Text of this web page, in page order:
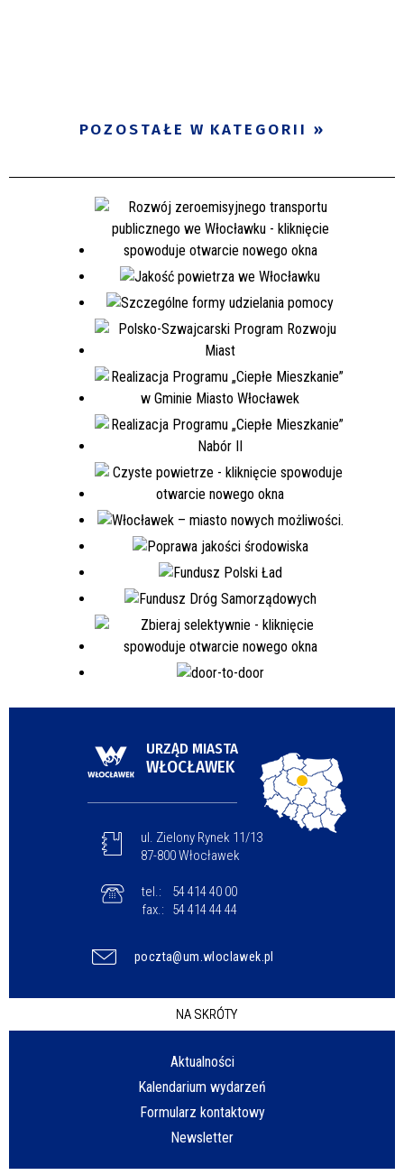
POZOSTAŁE W KATEGORII
URZĄD MIASTA
WŁOCŁAWEK
ul. Zielony Rynek 11/13
87-800 Włocławek
tel.:
54 414 40 00
fax.:
54 414 44 44
poczta@um.wloclawek.pl
NA SKRÓTY
Aktualności
Kalendarium wydarzeń
Formularz kontaktowy
Newsletter